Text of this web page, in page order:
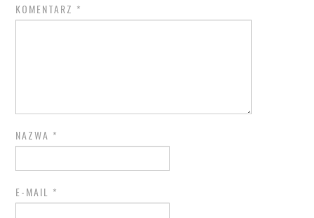
KOMENTARZ *
NAZWA *
E-MAIL *